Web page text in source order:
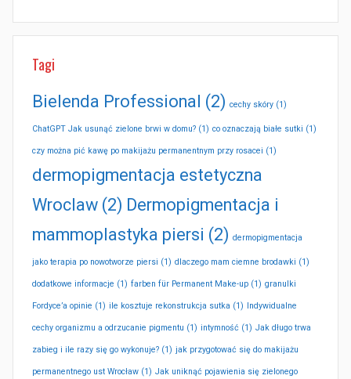
Tagi
Bielenda Professional (2) cechy skóry (1)
ChatGPT Jak usunąć zielone brwi w domu? (1) co oznaczają białe sutki (1)
czy można pić kawę po makijażu permanentnym przy rosacei (1)
dermopigmentacja estetyczna
Wroclaw (2) Dermopigmentacja i
mammoplastyka piersi (2) dermopigmentacja
jako terapia po nowotworze piersi (1) dlaczego mam ciemne brodawki (1)
dodatkowe informacje (1) farben für Permanent Make-up (1) granulki
Fordyce’a opinie (1) ile kosztuje rekonstrukcja sutka (1) Indywidualne
cechy organizmu a odrzucanie pigmentu (1) intymność (1) Jak długo trwa
zabieg i ile razy się go wykonuje? (1) jak przygotować się do makijażu
permanentnego ust Wrocław (1) Jak uniknąć pojawienia się zielonego